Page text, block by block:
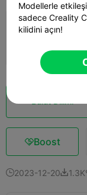
Boost
2023-12-201.3K
Modellerle
sadece Creality
kilidini açın!